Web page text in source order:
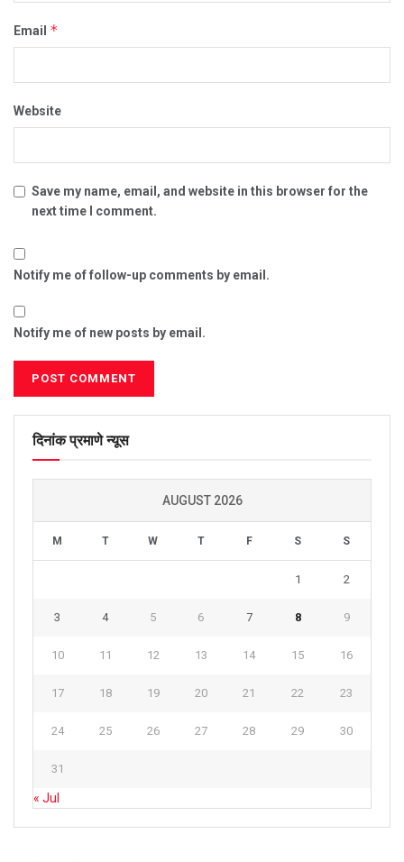
Email *
Website
Save my name, email, and website in this browser for the
next time I comment.
Notify me of follow-up comments by email.
Notify me of new posts by email.
दिनांक प्रमाणे न्यूस
AUGUST 2026
M T W T F S S
1 2
3 4 5 6 7 8 9
10 11 12 13 14 15 16
17 18 19 20 21 22 23
24 25 26 27 28 29 30
31
« Jul